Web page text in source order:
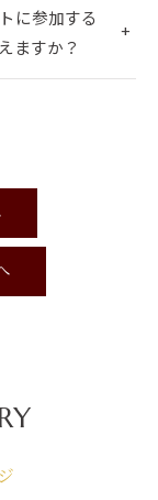
に参加する
ますか？